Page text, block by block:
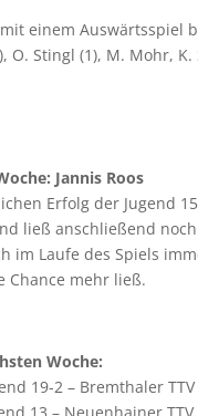
einem Auswärtsspiel
O. Stingl (1), M. Mohr,
Jannis Roos
Erfolg der Jugend
ließ anschließend
im Laufe des Spiels
Chance mehr ließ.
Woche:
19-2 – Bremthaler TTV